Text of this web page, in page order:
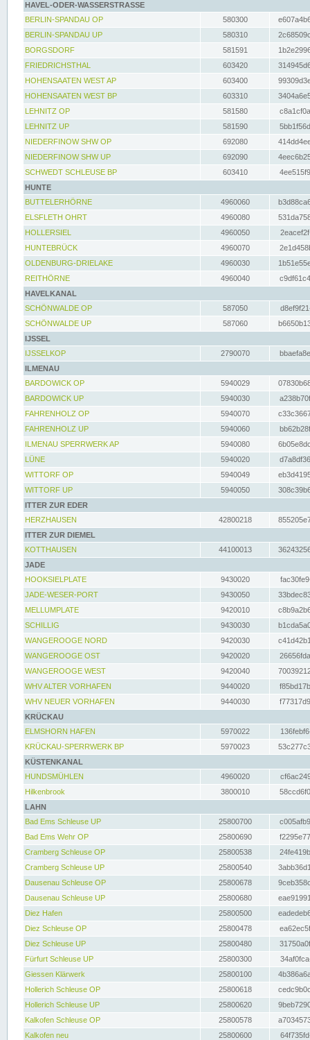
HAVEL-ODER-WASSERSTRASSE
BERLIN-SPANDAU OP
580300
BERLIN-SPANDAU UP
580310
BORGSDORF
581591
FRIEDRICHSTHAL
603420
HOHENSAATEN WEST AP
603400
HOHENSAATEN WEST BP
603310
LEHNITZ OP
581580
LEHNITZ UP
581590
NIEDERFINOW SHW OP
692080
NIEDERFINOW SHW UP
692090
SCHWEDT SCHLEUSE BP
603410
HUNTE
BUTTELERHÖRNE
4960060
ELSFLETH OHRT
4960080
HOLLERSIEL
4960050
HUNTEBRÜCK
4960070
OLDENBURG-DRIELAKE
4960030
REITHÖRNE
4960040
HAVELKANAL
SCHÖNWALDE OP
587050
SCHÖNWALDE UP
587060
IJSSEL
IJSSELKOP
2790070
ILMENAU
BARDOWICK OP
5940029
BARDOWICK UP
5940030
FAHRENHOLZ OP
5940070
FAHRENHOLZ UP
5940060
ILMENAU SPERRWERK AP
5940080
LÜNE
5940020
WITTORF OP
5940049
WITTORF UP
5940050
ITTER ZUR EDER
HERZHAUSEN
42800218
ITTER ZUR DIEMEL
KOTTHAUSEN
44100013
JADE
HOOKSIELPLATE
9430020
JADE-WESER-PORT
9430050
MELLUMPLATE
9420010
SCHILLIG
9430030
WANGEROOGE NORD
9420030
WANGEROOGE OST
9420020
WANGEROOGE WEST
9420040
WHV ALTER VORHAFEN
9440020
WHV NEUER VORHAFEN
9440030
KRÜCKAU
ELMSHORN HAFEN
5970022
KRÜCKAU-SPERRWERK BP
5970023
KÜSTENKANAL
HUNDSMÜHLEN
4960020
Hilkenbrook
3800010
LAHN
Bad Ems Schleuse UP
25800700
Bad Ems Wehr OP
25800690
Cramberg Schleuse OP
25800538
Cramberg Schleuse UP
25800540
Dausenau Schleuse OP
25800678
Dausenau Schleuse UP
25800680
Diez Hafen
25800500
Diez Schleuse OP
25800478
Diez Schleuse UP
25800480
Fürfurt Schleuse UP
25800300
Giessen Klärwerk
25800100
Hollerich Schleuse OP
25800618
Hollerich Schleuse UP
25800620
Kalkofen Schleuse OP
25800578
Kalkofen neu
25800600